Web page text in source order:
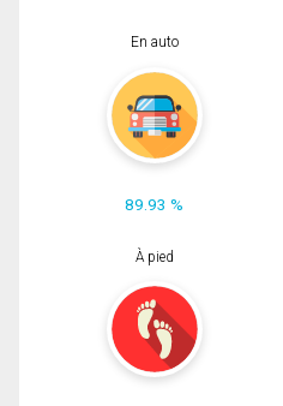
En auto
89.93 %
À pied